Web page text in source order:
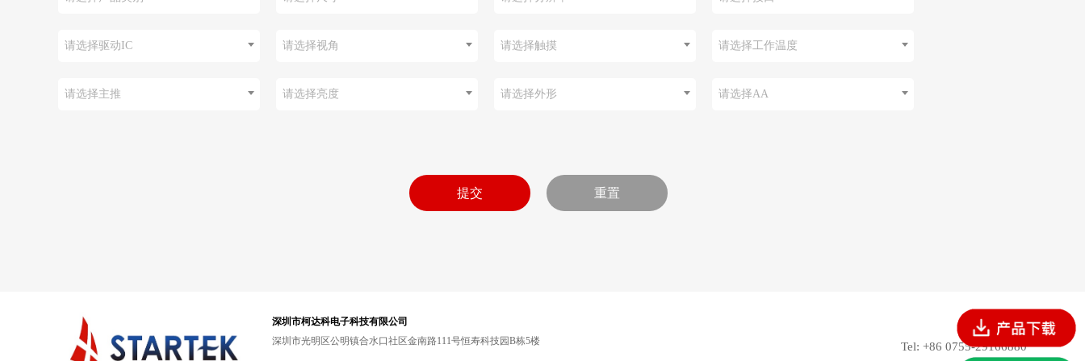
请选择驱动IC 请选择视角 请选择触摸 请选择工作温度
请选择主推 请选择亮度 请选择外形 请选择AA
深圳市柯达科电子科技有限公司
深圳市光明区公明镇合水口社区金南路111号恒寿科技园B栋5楼
Tel: +86 0755-29166880